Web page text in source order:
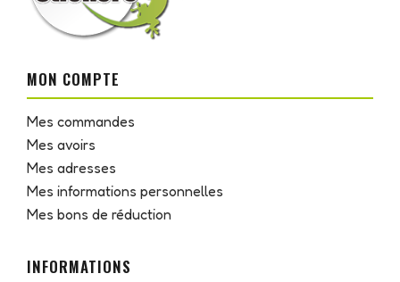
MON COMPTE
Mes commandes
Mes avoirs
Mes adresses
Mes informations personnelles
Mes bons de réduction
INFORMATIONS